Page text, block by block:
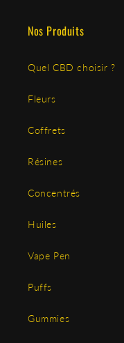
Nos Produits
Quel CBD choisir ?
Fleurs
Coffrets
Résines
Concentrés
Huiles
Vape Pen
Puffs
Gummies